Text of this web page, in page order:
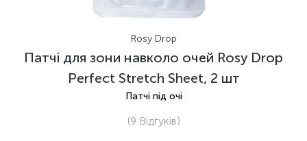
Rosy Drop
Патчі для зони навколо очей Rosy Drop
Perfect Stretch Sheet, 2 шт
Патчі під очі
(9 Відгуків)